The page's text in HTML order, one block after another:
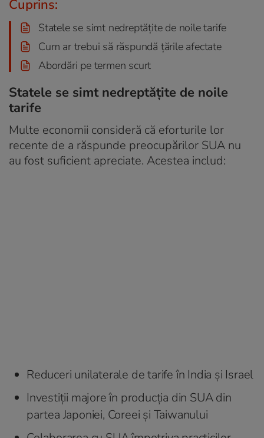
Cuprins:
Statele se simt nedreptățite de noile tarife
Cum ar trebui să răspundă țările afectate
Abordări pe termen scurt
Statele se simt nedreptățite de noile
tarife
Multe economii consideră că eforturile lor
recente de a răspunde preocupărilor SUA nu
au fost suficient apreciate. Acestea includ:
Reduceri unilaterale de tarife în India și Israel
Investiții majore în producția din SUA din
partea Japoniei, Coreei și Taiwanului